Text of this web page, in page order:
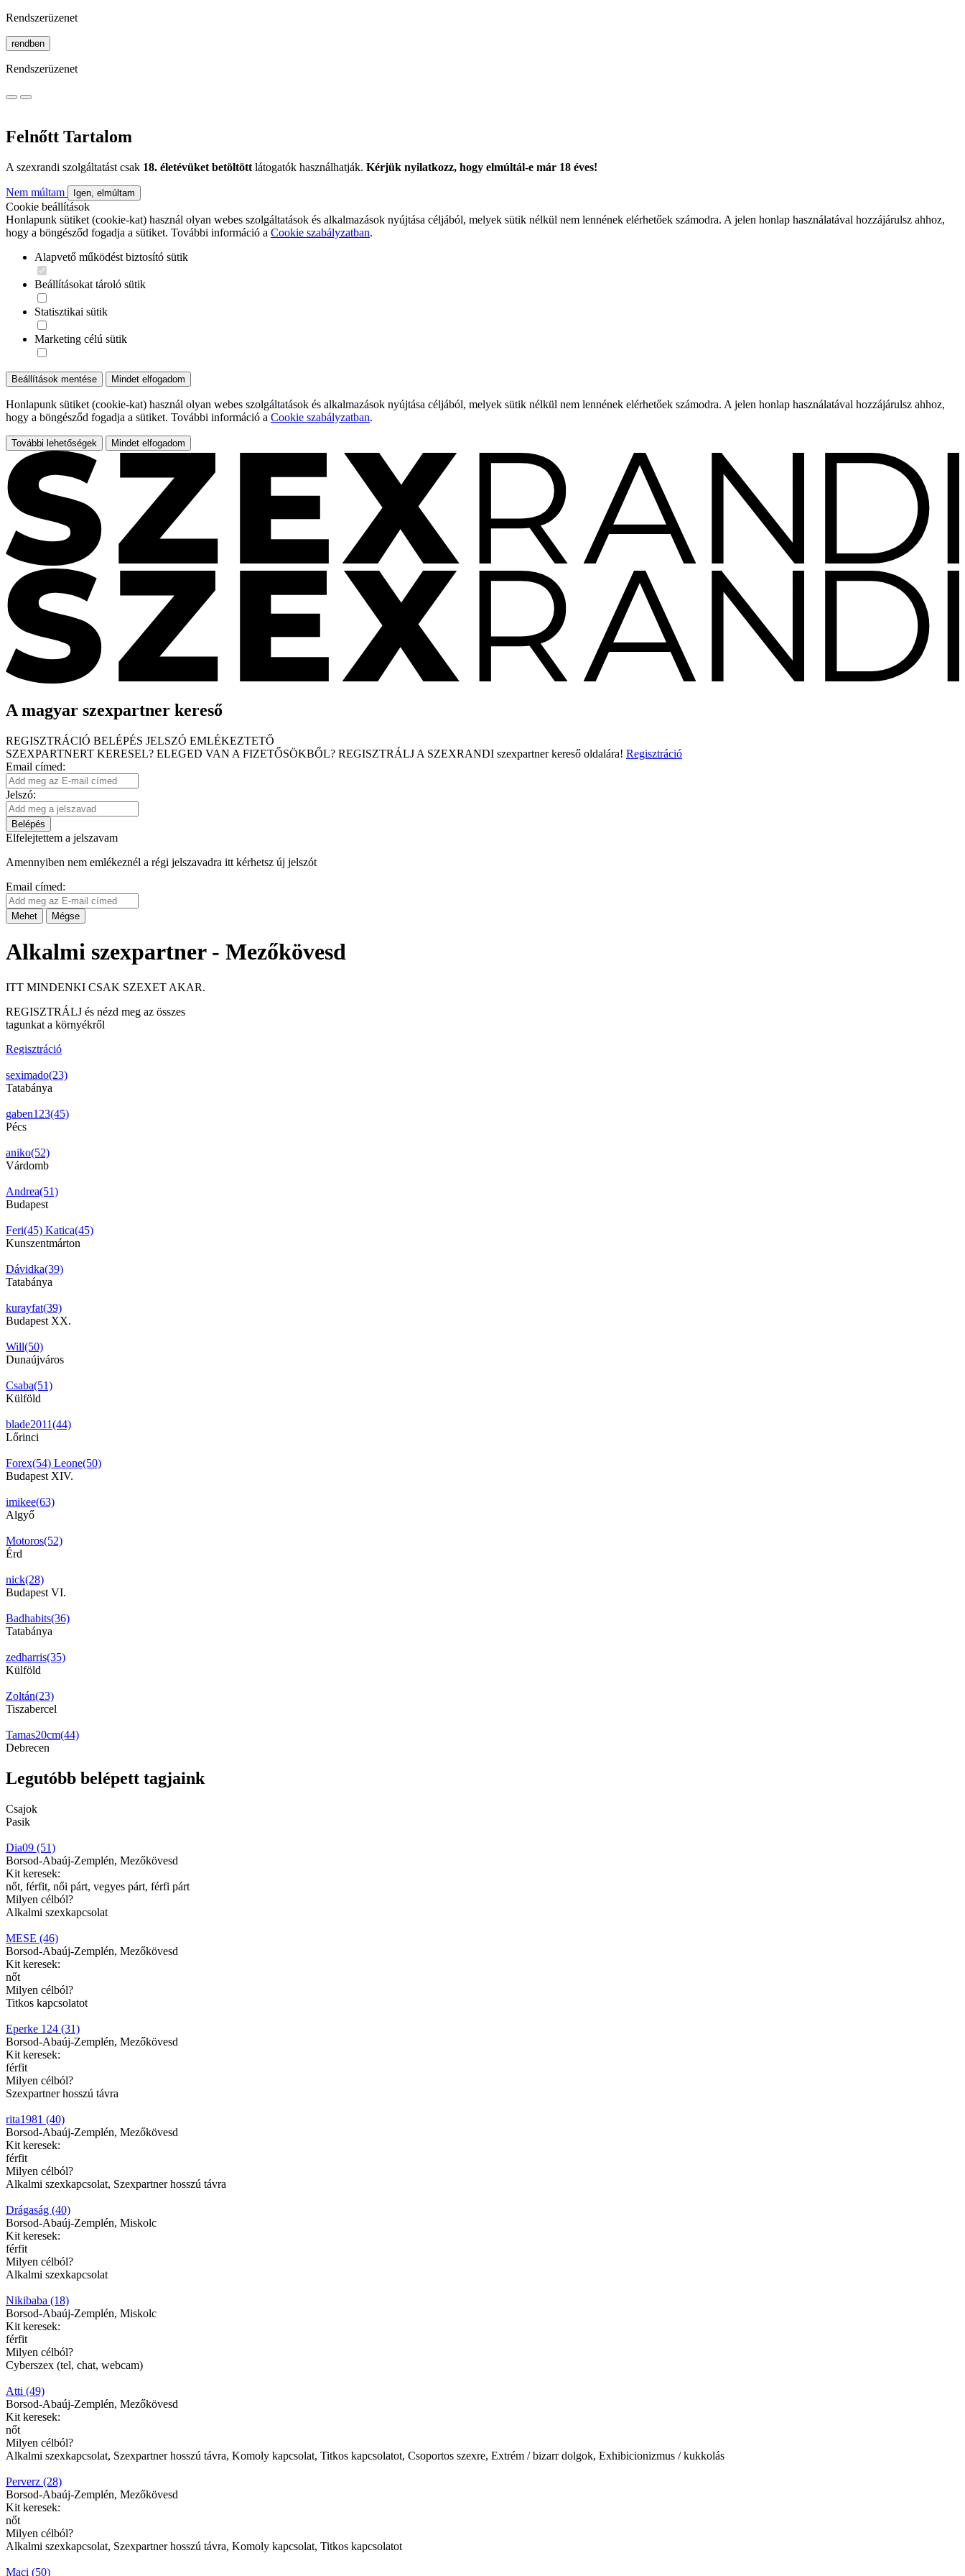
Rendszerüzenet
rendben
Rendszerüzenet
Felnőtt Tartalom
A szexrandi szolgáltatást csak 18. életévüket betöltött látogatók használhatják. Kérjük nyilatkozz, hogy elmúltál-e már 18 éves!
Nem múltam Igen, elmúltam
Cookie beállítások
Honlapunk sütiket (cookie-kat) használ olyan webes szolgáltatások és alkalmazások nyújtása céljából, melyek sütik nélkül nem lennének elérhetőek számodra. A jelen honlap használatával hozzájárulsz ahhoz,
hogy a böngésződ fogadja a sütiket. További információ a Cookie szabályzatban.
Alapvető működést biztosító sütik
Beállításokat tároló sütik
Statisztikai sütik
Marketing célú sütik
Beállítások mentése Mindet elfogadom
Honlapunk sütiket (cookie-kat) használ olyan webes szolgáltatások és alkalmazások nyújtása céljából, melyek sütik nélkül nem lennének elérhetőek számodra. A jelen honlap használatával hozzájárulsz ahhoz,
hogy a böngésződ fogadja a sütiket. További információ a Cookie szabályzatban.
További lehetőségek Mindet elfogadom
A magyar szexpartner kereső
REGISZTRÁCIÓ BELÉPÉS JELSZÓ EMLÉKEZTETŐ
SZEXPARTNERT KERESEL? ELEGED VAN A FIZETŐSÖKBŐL? REGISZTRÁLJ A SZEXRANDI szexpartner kereső oldalára! Regisztráció
Email címed:
Jelszó:
Belépés
Elfelejtettem a jelszavam
Amennyiben nem emlékeznél a régi jelszavadra itt kérhetsz új jelszót
Email címed:
Mehet Mégse
Alkalmi szexpartner - Mezőkövesd
ITT MINDENKI CSAK SZEXET AKAR.
REGISZTRÁLJ és nézd meg az összes
tagunkat a környékről
Regisztráció
seximado(23)
Tatabánya
gaben123(45)
Pécs
aniko(52)
Várdomb
Andrea(51)
Budapest
Feri(45) Katica(45)
Kunszentmárton
Dávidka(39)
Tatabánya
kurayfat(39)
Budapest XX.
Will(50)
Dunaújváros
Csaba(51)
Külföld
blade2011(44)
Lőrinci
Forex(54) Leone(50)
Budapest XIV.
imikee(63)
Algyő
Motoros(52)
Érd
nick(28)
Budapest VI.
Badhabits(36)
Tatabánya
zedharris(35)
Külföld
Zoltán(23)
Tiszabercel
Tamas20cm(44)
Debrecen
Legutóbb belépett tagjaink
Csajok
Pasik
Dia09 (51)
Borsod-Abaúj-Zemplén, Mezőkövesd
Kit keresek:
nőt, férfit, női párt, vegyes párt, férfi párt
Milyen célból?
Alkalmi szexkapcsolat
MESE (46)
Borsod-Abaúj-Zemplén, Mezőkövesd
Kit keresek:
nőt
Milyen célból?
Titkos kapcsolatot
Eperke 124 (31)
Borsod-Abaúj-Zemplén, Mezőkövesd
Kit keresek:
férfit
Milyen célból?
Szexpartner hosszú távra
rita1981 (40)
Borsod-Abaúj-Zemplén, Mezőkövesd
Kit keresek:
férfit
Milyen célból?
Alkalmi szexkapcsolat, Szexpartner hosszú távra
Drágaság (40)
Borsod-Abaúj-Zemplén, Miskolc
Kit keresek:
férfit
Milyen célból?
Alkalmi szexkapcsolat
Nikibaba (18)
Borsod-Abaúj-Zemplén, Miskolc
Kit keresek:
férfit
Milyen célból?
Cyberszex (tel, chat, webcam)
Atti (49)
Borsod-Abaúj-Zemplén, Mezőkövesd
Kit keresek:
nőt
Milyen célból?
Alkalmi szexkapcsolat, Szexpartner hosszú távra, Komoly kapcsolat, Titkos kapcsolatot, Csoportos szexre, Extrém / bizarr dolgok, Exhibicionizmus / kukkolás
Perverz (28)
Borsod-Abaúj-Zemplén, Mezőkövesd
Kit keresek:
nőt
Milyen célból?
Alkalmi szexkapcsolat, Szexpartner hosszú távra, Komoly kapcsolat, Titkos kapcsolatot
Maci (50)